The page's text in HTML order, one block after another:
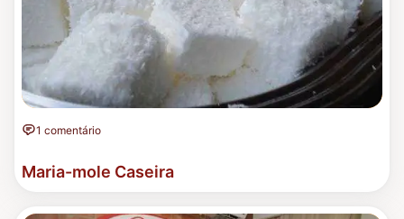
1 comentário
Maria-mole Caseira